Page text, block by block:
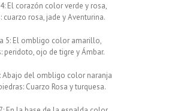
El corazón color verde y rosa,
cuarzo rosa, jade y Aventurina.
5: El ombligo color amarillo,
peridoto, ojo de tigre y Ámbar.
Abajo del ombligo color naranja
Cuarzo Rosa y turquesa.